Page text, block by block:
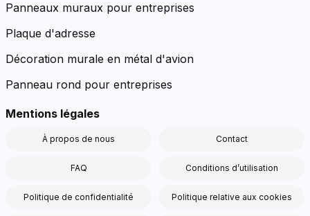
Panneaux muraux pour entreprises
Plaque d'adresse
Décoration murale en métal d'avion
Panneau rond pour entreprises
Mentions légales
À propos de nous Contact
FAQ Conditions d’utilisation
Politique de confidentialité Politique relative aux cookies